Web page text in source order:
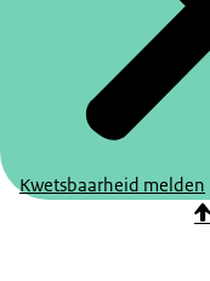
Kwetsbaarheid melden